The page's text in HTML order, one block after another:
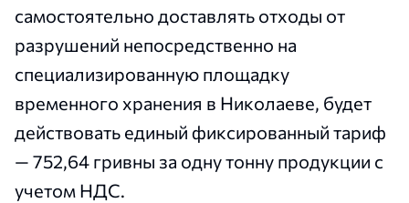
самостоятельно доставлять отходы от
разрушений непосредственно на
специализированную площадку
временного хранения в Николаеве, будет
действовать единый фиксированный тариф
— 752,64 гривны за одну тонну продукции с
учетом НДС.